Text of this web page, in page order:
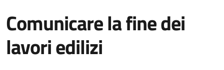
Comunicare la fine dei
lavori edilizi